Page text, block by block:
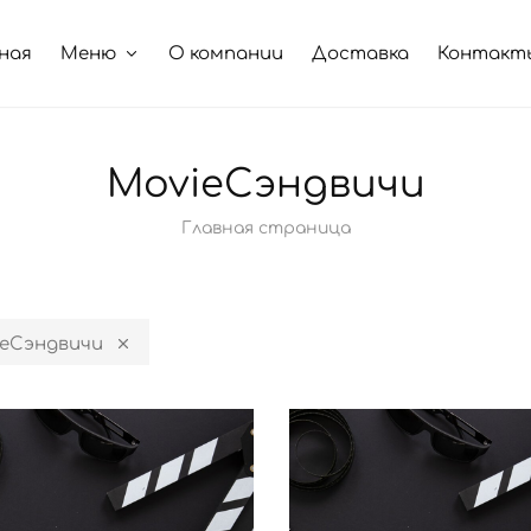
Меню О компании Доставка
Главная страница
MovieСэндвичи